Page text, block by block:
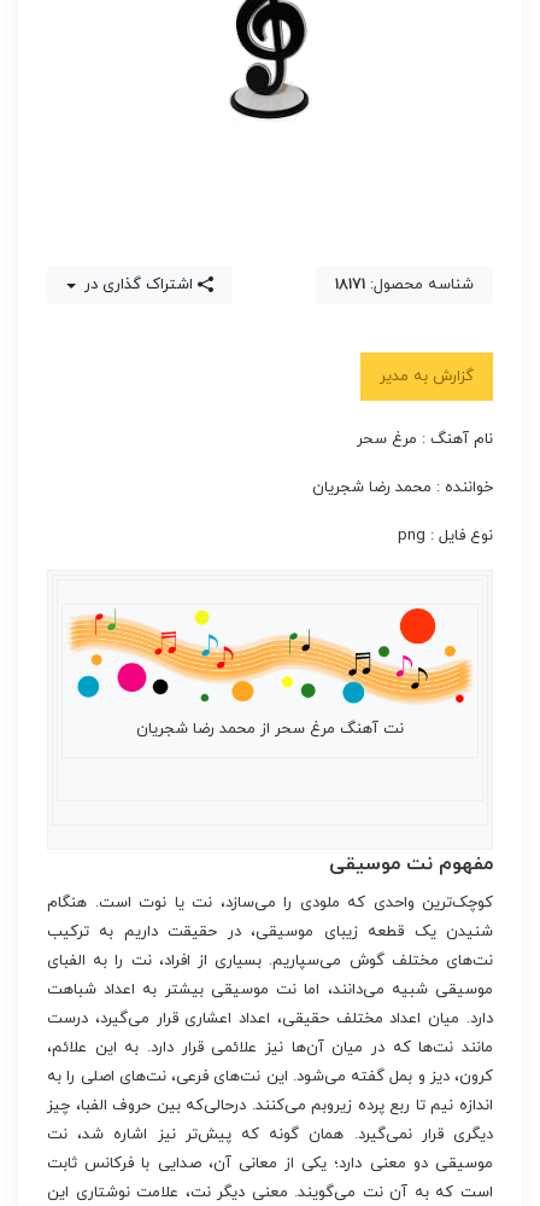
شناسه محصول: 18171 اشتراک گذاری در
گزارش به مدیر
نام آهنگ : مرغ سحر
خواننده : محمد رضا شجریان
نوع فایل : png
نت آهنگ مرغ سحر از محمد رضا شجریان
مفهوم نت موسیقی
کوچک‌ترین واحدی که ملودی را می‌سازد، نت یا نوت است. هنگام
شنیدن یک قطعه زیبای موسیقی، در حقیقت داریم به ترکیب
نت‌های مختلف گوش می‌سپاریم. بسیاری از افراد، نت را به الفبای
موسیقی شبیه می‌دانند، اما نت موسیقی بیشتر به اعداد شباهت
دارد. میان اعداد مختلف حقیقی، اعداد اعشاری قرار می‌گیرد، درست
مانند نت‌ها که در میان آن‌ها نیز علائمی قرار دارد. به این علائم،
کرون، دیز و بمل گفته می‌شود. این نت‌های فرعی، نت‌های اصلی را به
اندازه نیم تا ربع پرده زیروبم می‌کنند. درحالی‌که بین حروف الفبا، چیز
دیگری قرار نمی‌گیرد. همان گونه که پیش‌تر نیز اشاره شد، نت
موسیقی دو معنی دارد؛ یکی از معانی آن، صدایی با فرکانس ثابت
است که به آن نت می‌گویند. معنی دیگر نت، علامت نوشتاری این